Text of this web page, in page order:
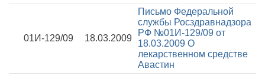
01И-129/09 18.03.2009
Письмо Федеральной
службы Росздравнадзора
РФ №01И-129/09 от
18.03.2009 О
лекарственном средстве
Авастин